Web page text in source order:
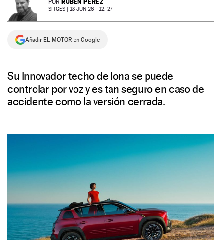
NEWSLETTER
SÍGUENOS
POR RUBÉN PÉREZ
SITGES | 18 JUN 26 - 12: 27
Añadir EL MOTOR en Google
Su innovador techo de lona se puede
controlar por voz y es tan seguro en caso de
accidente como la versión cerrada.